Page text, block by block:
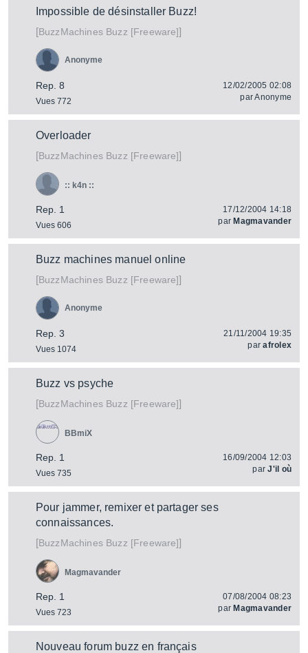
Impossible de désinstaller Buzz!
[BuzzMachinesBuzz [Freeware]]
Rep. 8
Vues 772
Anonyme
12/02/2005 02:08
parAnonyme
Overloader
[BuzzMachinesBuzz [Freeware]]
Rep. 1
Vues 606
:: k4n ::
17/12/2004 14:18
par Magmavander
Buzz machines manuel online
[BuzzMachinesBuzz [Freeware]]
Rep. 3
Vues 1074
Anonyme
21/11/2004 19:35
parafrolex
Buzz vs psyche
[BuzzMachinesBuzz [Freeware]]
Rep. 1
Vues 735
BBmiX
16/09/2004 12:03
parJ'il où
Pour jammer, remixer et partager ses
connaissances.
[BuzzMachinesBuzz [Freeware]]
Rep. 1
Vues 723
Magmavander
07/08/2004 08:23
par Magmavander
Nouveau forum buzz en français